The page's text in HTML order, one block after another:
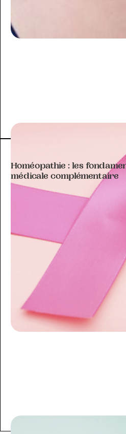
Homéopathie : les
médicale complémentaire